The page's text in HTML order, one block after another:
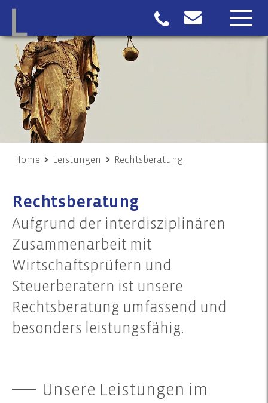
Home Leistungen Rechtsberatung
Rechtsberatung
Aufgrund der interdisziplinären
Zusammenarbeit mit
Wirtschaftsprüfern und
Steuerberatern ist unsere
Rechtsberatung umfassend und
besonders leistungsfähig.
Unsere Leistungen im